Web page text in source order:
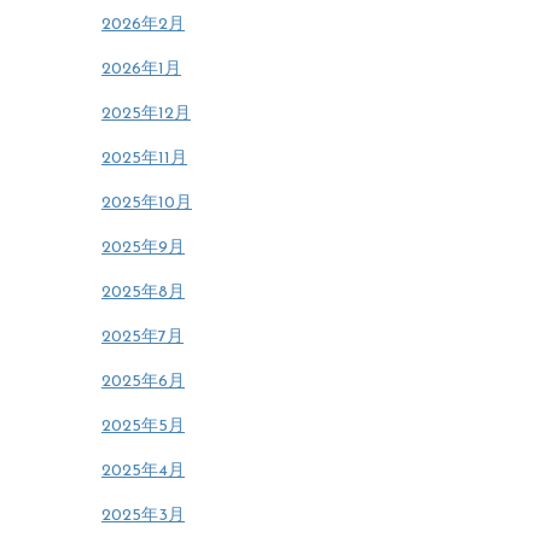
2026年2月
2026年1月
2025年12月
2025年11月
2025年10月
2025年9月
2025年8月
2025年7月
2025年6月
2025年5月
2025年4月
2025年3月